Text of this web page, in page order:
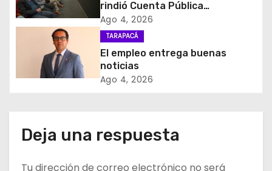
d
e
t
rindió Cuenta Pública
Participativa
Ago 4, 2026
TARAPACÁ
El empleo entrega buenas
noticias
Ago 4, 2026
Deja una respuesta
Tu dirección de correo electrónico no será